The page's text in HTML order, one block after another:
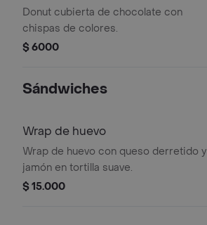
Donut cubierta de chocolate con
chispas de colores.
$ 6000
Sándwiches
Wrap de huevo
Wrap de huevo con queso derretido y
jamón en tortilla suave.
$ 15.000